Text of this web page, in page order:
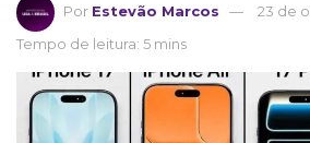
Por Estevão Marcos
23 de
Tempo de leitura: 5 mins